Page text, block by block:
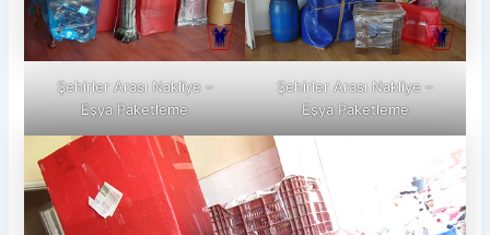
Şehirler Arası Nakliye –
Eşya Paketleme
Şehirler Arası Nakliye –
Eşya Paketleme